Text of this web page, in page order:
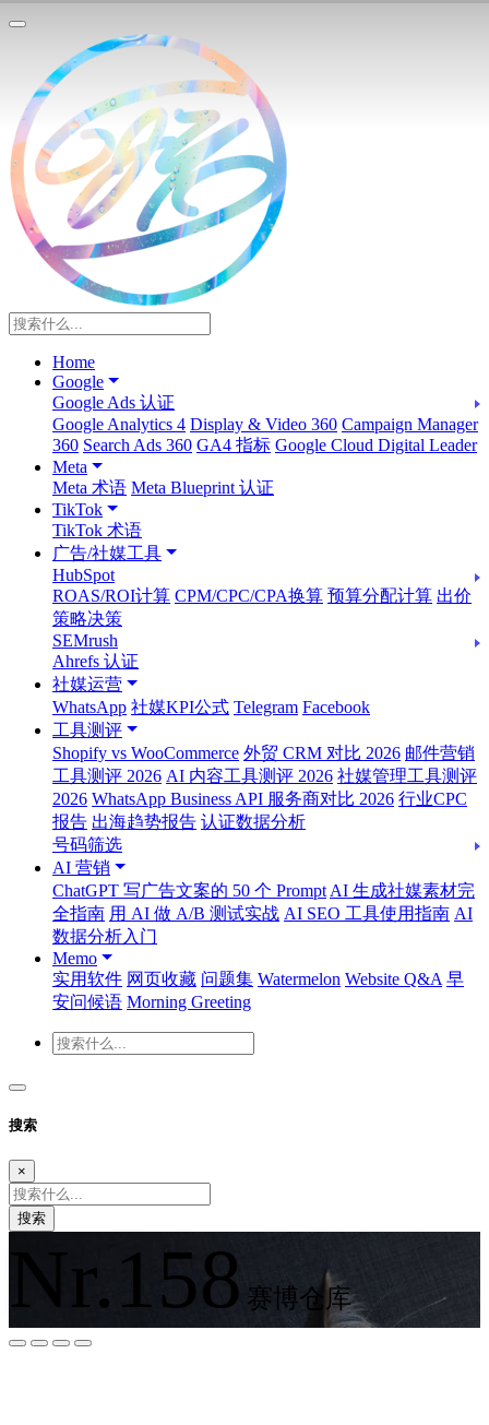
Home
Google
Google Ads 认证
Google Analytics 4 Display & Video 360 Campaign Manager
360 Search Ads 360 GA4 指标 Google Cloud Digital Leader
Meta
Meta 术语 Meta Blueprint 认证
TikTok
TikTok 术语
广告/社媒工具
HubSpot
ROAS/ROI计算 CPM/CPC/CPA换算 预算分配计算 出价
策略决策
SEMrush
Ahrefs 认证
社媒运营
WhatsApp 社媒KPI公式 Telegram Facebook
工具测评
Shopify vs WooCommerce 外贸 CRM 对比 2026 邮件营销
工具测评 2026 AI 内容工具测评 2026 社媒管理工具测评
2026 WhatsApp Business API 服务商对比 2026 行业CPC
报告 出海趋势报告 认证数据分析
号码筛选
AI 营销
ChatGPT 写广告文案的 50 个 Prompt AI 生成社媒素材完
全指南 用 AI 做 A/B 测试实战 AI SEO 工具使用指南 AI
数据分析入门
Memo
实用软件 网页收藏 问题集 Watermelon Website Q&A 早
安问候语 Morning Greeting
搜索
×
搜索
Nr.158 赛博仓库